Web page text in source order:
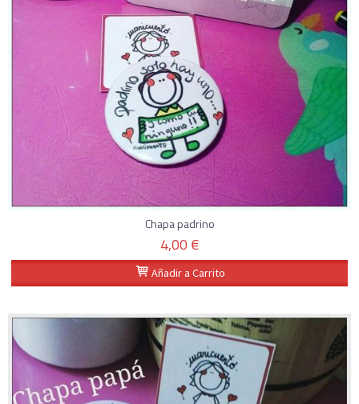
Chapa padrino
4,00 €
Añadir a Carrito